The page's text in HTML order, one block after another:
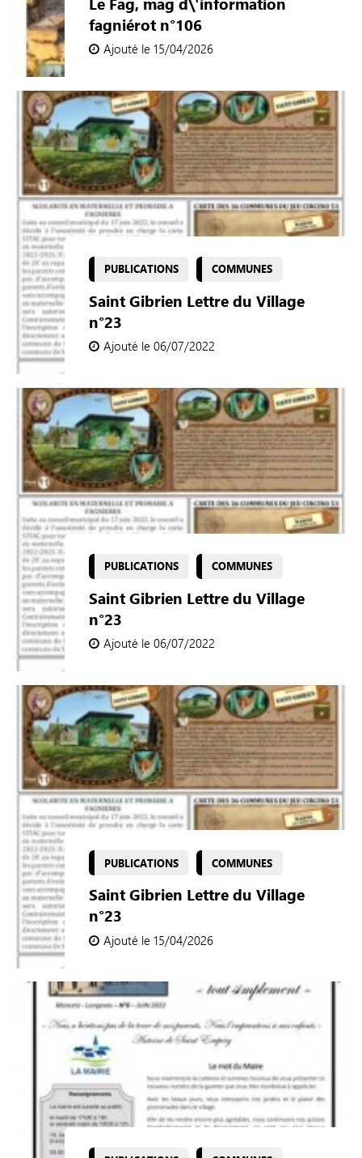
fagniérot n°106
Ajouté le 15/04/2026
PUBLICATIONS COMMUNES
Saint Gibrien Lettre du Village
n°23
Ajouté le 06/07/2022
PUBLICATIONS COMMUNES
Saint Gibrien Lettre du Village
n°23
Ajouté le 06/07/2022
PUBLICATIONS COMMUNES
Saint Gibrien Lettre du Village
n°23
Ajouté le 15/04/2026